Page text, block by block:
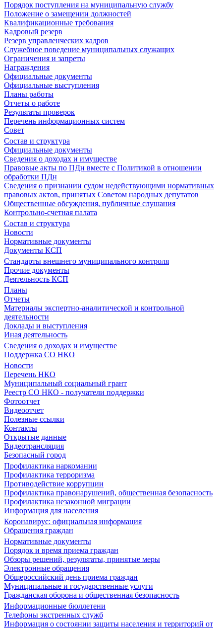
Порядок поступления на муниципальную службу
Положение о замещении должностей
Квалификационные требования
Кадровый резерв
Резерв управленческих кадров
Служебное поведение муниципальных служащих
Ограничения и запреты
Награждения
Официальные документы
Официальные выступления
Планы работы
Отчеты о работе
Результаты проверок
Перечень информационных систем
Совет
Состав и структура
Официальные документы
Сведения о доходах и имуществе
Правовые акты по ПДн вместе с Политикой в отношении
обработки ПДн
Сведения о признании судом недействующими нормативных
правовых актов, принятых Советом народных депутатов
Общественные обсуждения, публичные слушания
Контрольно-счетная палата
Состав и структура
Новости
Нормативные документы
Документы КСП
Стандарты внешнего муниципального контроля
Прочие документы
Деятельность КСП
Планы
Отчеты
Материалы экспертно-аналитической и контрольной
деятельности
Доклады и выступления
Иная деятельность
Сведения о доходах и имуществе
Поддержка СО НКО
Новости
Перечень НКО
Муниципальный социальный грант
Реестр СО НКО - получатели поддержки
Фотоотчет
Видеоотчет
Полезные ссылки
Контакты
Открытые данные
Видеотрансляция
Безопасный город
Профилактика наркомании
Профилактика терроризма
Противодействие коррупции
Профилактика правонарушений, общественная безопасность
Профилактика незаконной миграции
Информация для населения
Коронавирус: официальная информация
Обращения граждан
Нормативные документы
Порядок и время приема граждан
Обзоры решений, результаты, принятые меры
Электронные обращения
Общероссийский день приема граждан
Муниципальные и государственные услуги
Гражданская оборона и общественная безопасность
Информационные бюллетени
Телефоны экстренных служб
Информация о состоянии защиты населения и территорий от